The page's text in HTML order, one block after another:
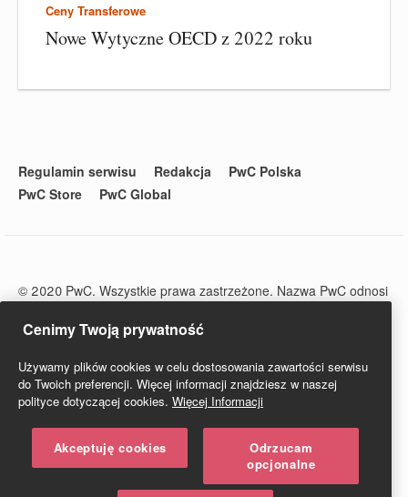
Ceny Transferowe
Nowe Wytyczne OECD z 2022 roku
Regulamin serwisu Redakcja
PwC Polska
PwC Store
PwC Global
© 2020 PwC. Wszystkie prawa zastrzeżone. Nazwa PwC odnosi
stanowi odrębny podmiot prawny. Więcej informacji na stronie
PwC Studio - Prawo i Podatki jest zarejestrowanym tytułem
prasowym o numerze ISSN 2719-6151.
Cenimy Twoją prywatność
Używamy plików cookies w celu dostosowania zawartości serwisu
do Twoich preferencji. Więcej informacji znajdziesz w naszej
polityce dotyczącej cookies. Więcej Informacji
Akceptuję cookies
Odrzucam
opcjonalne